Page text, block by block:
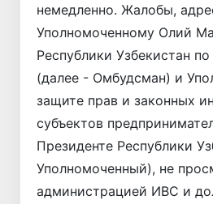
немедленно. Жалобы,
Уполномоченному Олий
Республики Узбекистан
(далее - Омбудсман) и
защите прав и законных
субъектов
Президенте Республики
Уполномоченный), не
администрацией ИВС и